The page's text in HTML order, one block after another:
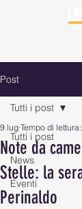
Post
Tutti i post
News
Eventi
Tutti i post
Note da
Stelle: la
Perinaldo
9 lug Tempo di